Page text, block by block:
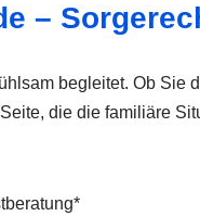
–
begleitet. Ob
die die familiäre